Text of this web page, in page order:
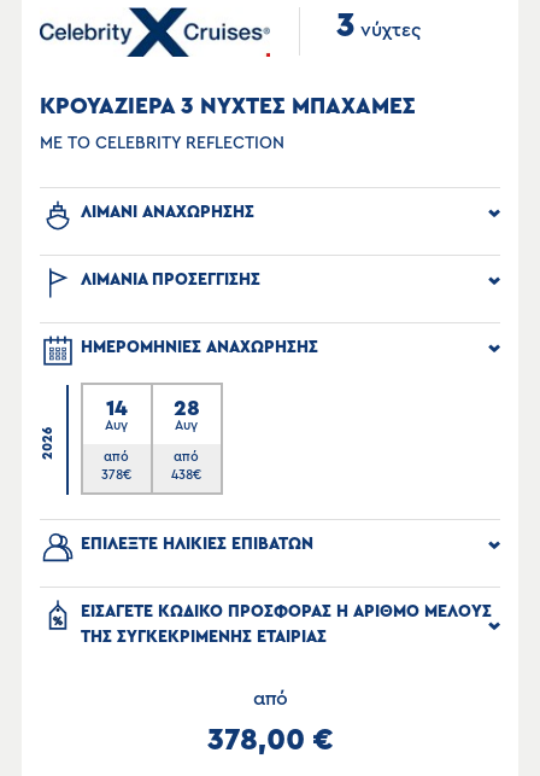
3 νύχτες
ΚΡΟΥΑΖΙΕΡΑ 3 ΝΥΧΤΕΣ ΜΠΑΧΑΜΕΣ
ΜΕ ΤΟ CELEBRITY REFLECTION
ΛΙΜΑΝΙ ΑΝΑΧΩΡΗΣΗΣ
ΛΙΜΑΝΙΑ ΠΡΟΣΕΓΓΙΣΗΣ
ΗΜΕΡΟΜΗΝΙΕΣ ΑΝΑΧΩΡΗΣΗΣ
2026
14
Αυγ
από
378€
28
Αυγ
από
438€
ΕΠΙΛΕΞΤΕ ΗΛΙΚΙΕΣ ΕΠΙΒΑΤΩΝ
ΕΙΣΑΓΕΤΕ ΚΩΔΙΚΟ ΠΡΟΣΦΟΡΑΣ Η ΑΡΙΘΜΟ ΜΕΛΟΥΣ
ΤΗΣ ΣΥΓΚΕΚΡΙΜΕΝΗΣ ΕΤΑΙΡΙΑΣ
από
378,00 €